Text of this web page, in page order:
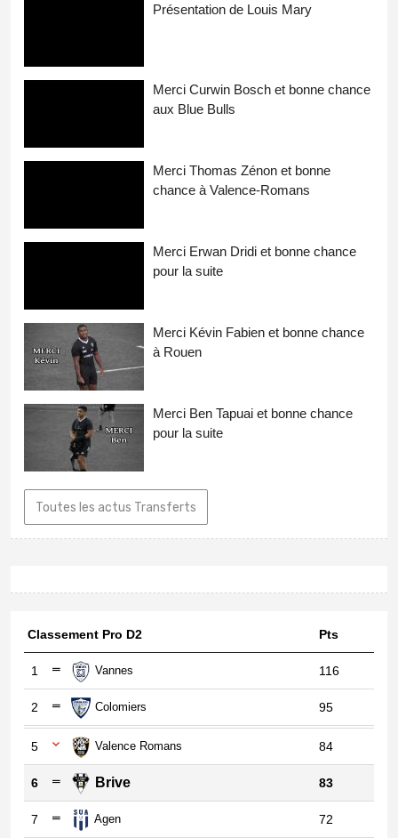
Présentation de Louis Mary
Merci Curwin Bosch et bonne chance
aux Blue Bulls
Merci Thomas Zénon et bonne
chance à Valence-Romans
Merci Erwan Dridi et bonne chance
pour la suite
Merci Kévin Fabien et bonne chance
à Rouen
Merci Ben Tapuai et bonne chance
pour la suite
Toutes les actus Transferts
Classement Pro D2 Pts
1 Vannes 116
2 Colomiers 95
5 Valence Romans 84
6 Brive 83
7 Agen 72